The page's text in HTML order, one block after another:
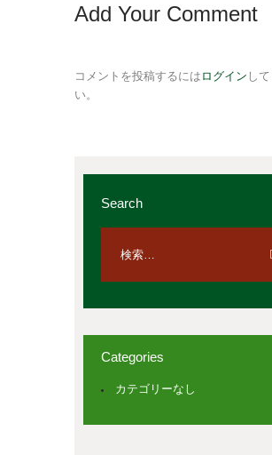
Add Your Comment
コメントを投稿するには ログイン し
い。
Search
Categories
カテゴリーなし